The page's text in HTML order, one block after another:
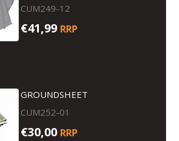
CUM249-12
€41,99 RRP
GROUNDSHEET
CUM252-01
€30,00 RRP